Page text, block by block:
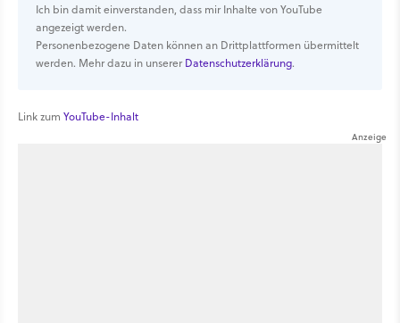
Ich bin damit einverstanden, dass mir Inhalte von YouTube
angezeigt werden.
Personenbezogene Daten können an Drittplattformen übermittelt
werden. Mehr dazu in unsererDatenschutzerklärung.
Link zum YouTube-Inhalt